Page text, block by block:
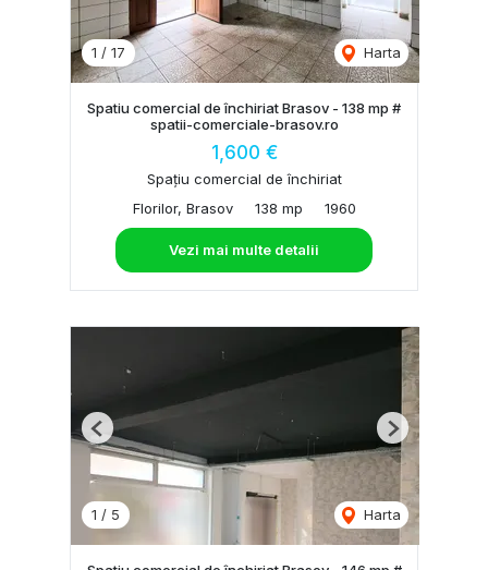
1 / 17 Harta
Spatiu comercial de închiriat Brasov - 138 mp #
spatii-comerciale-brasov.ro
1,600 €
Spațiu comercial de închiriat
Florilor, Brasov
138 mp 1960
Vezi mai multe detalii
1 / 5 Harta
Previous Next